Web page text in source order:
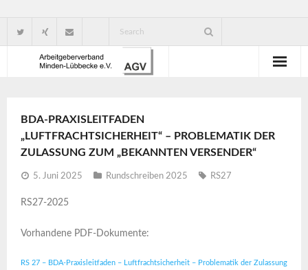
Verbandsorganisation
Ansprechpartner
BDA-PRAXISLEITFADEN
„LUFTFRACHTSICHERHEIT“ – PROBLEMATIK DER
ZULASSUNG ZUM „BEKANNTEN VERSENDER“
5. Juni 2025 Rundschreiben 2025 RS27
RS27-2025
Vorhandene PDF-Dokumente:
RS 27 – BDA-Praxisleitfaden – Luftfrachtsicherheit – Problematik der Zulassung